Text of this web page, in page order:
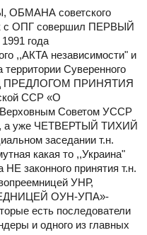
ОБМАНА советского
с ОПГ совершил ПЕРВЫЙ
года
,,АКТА независимости" и
Суверенного
ПРЕДЛОГОМ ПРИНЯТИЯ
ССР «О
Верховным Советом УССР
а уже ЧЕТВЕРТЫЙ ТИХИЙ
заседании т.н.
какая то ,,Украина"
законного принятия т.н.
УНР,
ОУН-УПА»-
есть последователи
и одного из главных